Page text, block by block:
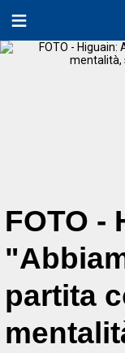
FOTO -
partita